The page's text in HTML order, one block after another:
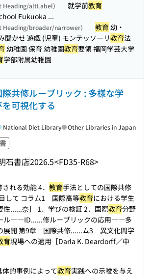
altLabel） 就学前教育
Fukuoka ...
broader/narrower） 教育幼・
聞かせ 遊戯 (児童) モンテッソーリ教育法
幼稚園 保育 幼稚園教育要領 福岡学芸大学
学部附属幼稚園
際共修ルーブリック : 多様な学
を可視化する
石書店2026.5<FD35-R68>
National Diet Library Other Libraries in Japan
れる効能 4． 教育手法としての国際共修
して コラム1 国際高等教育における学生
性......奈］ 1．学びの検証 2．国際教育分野
ル――ID......修ルーブリックの応用――多
展開 第9章 国際共修......ム3 異文化間学
育現場への適用［Darla K. Deardorff／中
的事例によって教育実践への示唆を与え